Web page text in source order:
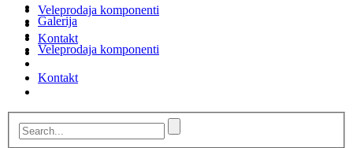
Veleprodaja komponenti
Kontakt
Galerija
Veleprodaja komponenti
Kontakt